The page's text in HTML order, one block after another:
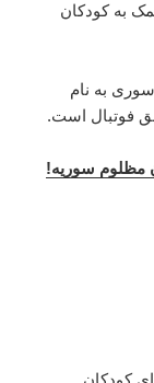
به کودکان
به نام
مظلوم سوریه!